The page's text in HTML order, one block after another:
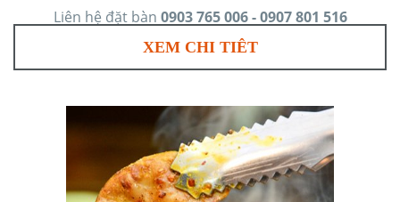
Liên hệ đặt bàn 0903 765 006 - 0907 801 516
XEM CHI TIÊT